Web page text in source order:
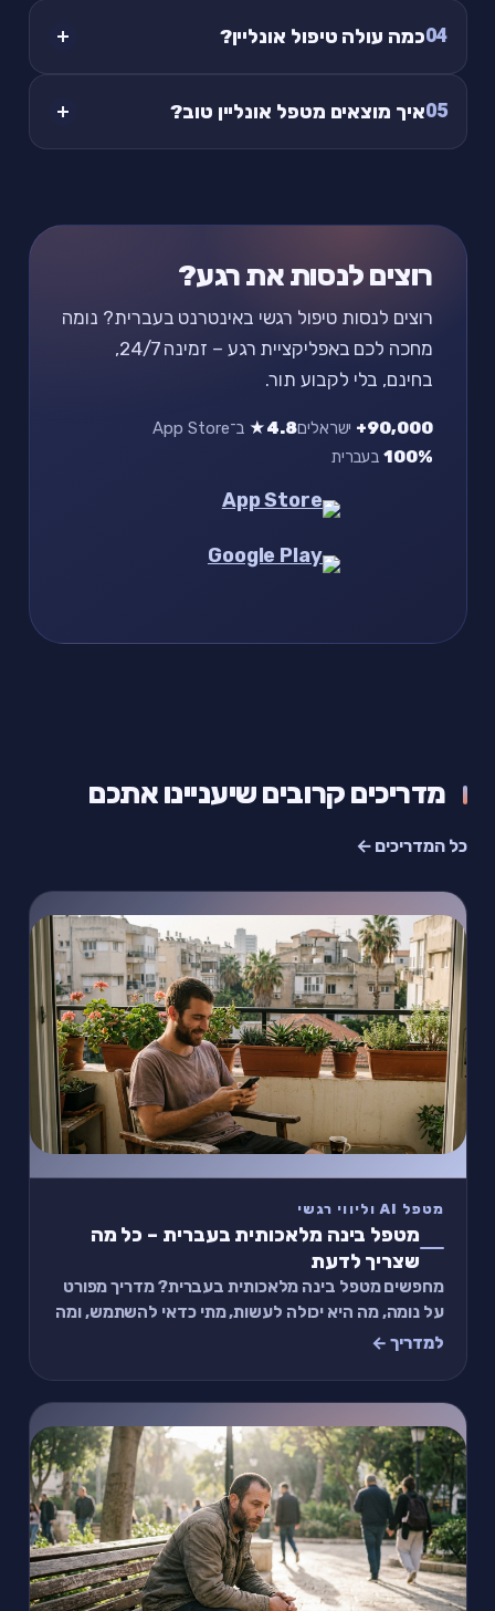
04כמה עולה טיפול אונליין?
05איך מוצאים מטפל אונליין טוב?
רוצים לנסות את רגע?
רוצים לנסות טיפול רגשי באינטרנט בעברית? נומה
מחכה לכם באפליקציית רגע – זמינה 24/7,
בחינם, בלי לקבוע תור.
90,000+ ישראלים4.8★
ב־App Store
100%בעברית
מדריכים קרובים שיעניינו אתכם
כל המדריכים ←
מטפל AI וליווי רגשי
מטפל בינה מלאכותית בעברית – כל מה
שצריך לדעת
מחפשים מטפל בינה מלאכותית בעברית? מדריך מפורט
על נומה, מה היא יכולה לעשות, מתי כדאי להשתמש, ומה
ההבדל ממטפל אנושי.
למדריך ←